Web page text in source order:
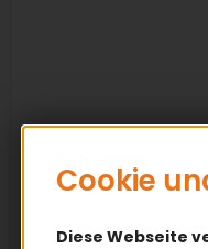
Cookie
Diese Webseite